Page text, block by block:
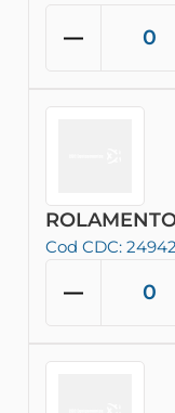
Cod CDC: 24942